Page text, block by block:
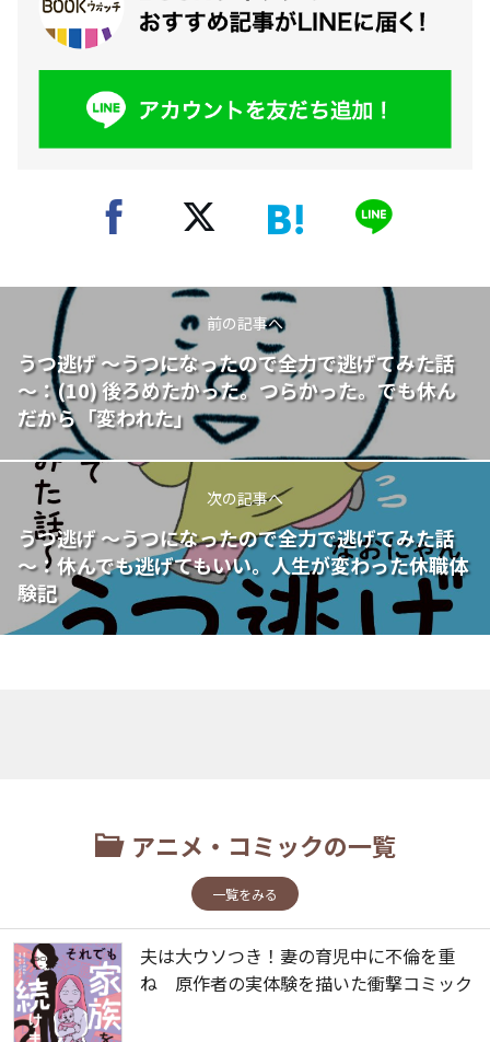
前の記事へ
うつ逃げ ～うつになったので全力で逃げてみた話
～：(10) 後ろめたかった。つらかった。でも休ん
だから「変われた」
次の記事へ
うつ逃げ ～うつになったので全力で逃げてみた話
～：休んでも逃げてもいい。人生が変わった休職体
験記
アニメ・コミックの一覧
一覧をみる
夫は大ウソつき！妻の育児中に不倫を重
ね 原作者の実体験を描いた衝撃コミック